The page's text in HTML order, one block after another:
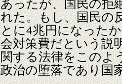
あったが、国民の拒
れた。もし、国民の
とに4兆円になった
会対策費だという説
関する法律をこのよ
政治の堕落であり国